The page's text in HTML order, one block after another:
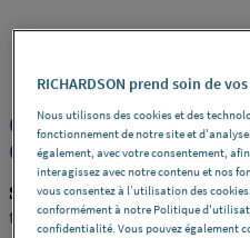
CONDUITS
GAZ - Tuyau
STANDARD PRODUIT-32143
tuyau 0,50 m
RICHARDSON prend soin de
Nous utilisons des cookies et des
fonctionnement de notre site et
également, avec votre consentement,
interagissez avec notre contenu et nos
vous consentez à l’utilisation des
conformément à notre Politique
confidentialité. Vous pouvez également